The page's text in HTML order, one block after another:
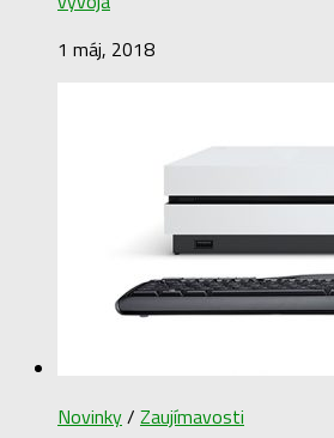
1 máj, 2018
Novinky/ Zaujímavosti